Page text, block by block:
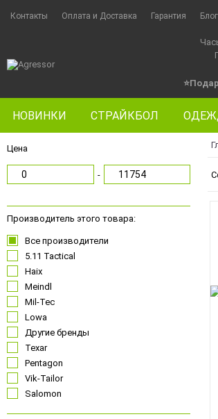
Контакты Оплата и Доставка Гарантия Блог
НОВИНКИ СТРАЙКБОЛ
Цена
-
Производитель этого товара:
Все производители
5.11 Tactical
Haix
Meindl
Mil-Tec
Lowa
Другие бренды
Texar
Pentagon
Vik-Tailor
Salomon